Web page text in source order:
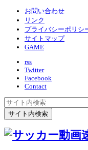
お問い合わせ
リンク
プライバシーポリシ
サイトマップ
GAME
rss
Twitter
Facebook
Contact